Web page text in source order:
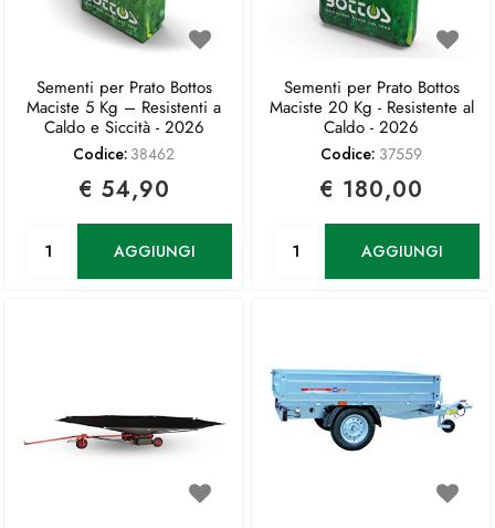
Sementi per Prato Bottos
Maciste 5 Kg – Resistenti a
Caldo e Siccità - 2026
Codice: 38462
€ 54,90
AGGIUNGI
Sementi per Prato Bottos
Maciste 20 Kg - Resistente al
Caldo - 2026
Codice: 37559
€ 180,00
AGGIUNGI